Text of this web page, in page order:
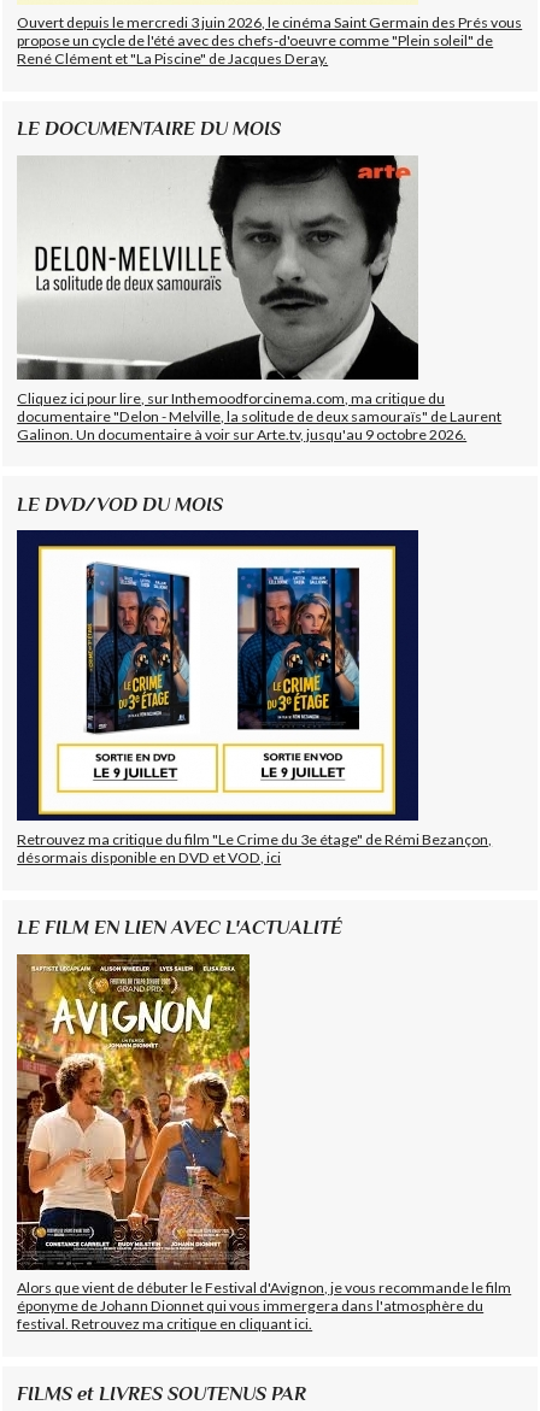
Ouvert depuis le mercredi 3 juin 2026, le cinéma Saint Germain des Prés vous
propose un cycle de l'été avec des chefs-d'oeuvre comme "Plein soleil" de
René Clément et "La Piscine" de Jacques Deray.
LE DOCUMENTAIRE DU MOIS
Cliquez ici pour lire, sur Inthemoodforcinema.com, ma critique du
documentaire "Delon - Melville, la solitude de deux samouraïs" de Laurent
Galinon. Un documentaire à voir sur Arte.tv, jusqu'au 9 octobre 2026.
LE DVD/VOD DU MOIS
Retrouvez ma critique du film "Le Crime du 3e étage" de Rémi Bezançon,
désormais disponible en DVD et VOD, ici
LE FILM EN LIEN AVEC L'ACTUALITÉ
Alors que vient de débuter le Festival d'Avignon, je vous recommande le film
éponyme de Johann Dionnet qui vous immergera dans l'atmosphère du
festival. Retrouvez ma critique en cliquant ici.
FILMS et LIVRES SOUTENUS PAR